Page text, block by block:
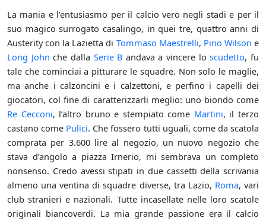
La mania e l’entusiasmo per il calcio vero negli stadi e per il
suo magico surrogato casalingo, in quei tre, quattro anni di
Austerity con la Lazietta di Tommaso Maestrelli, Pino Wilson e
Long John che dalla Serie B andava a vincere loscudetto, fu
tale che cominciai a pitturare le squadre. Non solo le maglie,
ma anche i calzoncini e i calzettoni, e perfino i capelli dei
giocatori, col fine di caratterizzarli meglio: uno biondo come
Re Cecconi, l’altro bruno e stempiato come Martini, il terzo
castano come Pulici. Che fossero tutti uguali, come da scatola
comprata per 3.600 lire al negozio, un nuovo negozio che
stava d’angolo a piazza Irnerio, mi sembrava un completo
nonsenso. Credo avessi stipati in due cassetti della scrivania
almeno una ventina di squadre diverse, tra Lazio, Roma, vari
club stranieri e nazionali. Tutte incasellate nelle loro scatole
originali biancoverdi. La mia grande passione era il calcio